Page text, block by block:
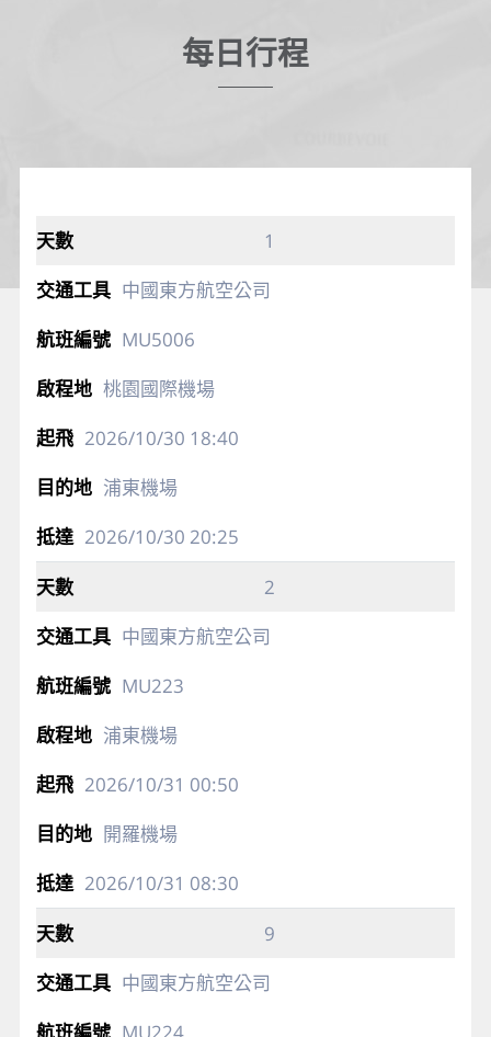
每日行程
1
中國東方航空公司
MU5006
桃園國際機場
2026/10/30 18:40
浦東機場
2026/10/30 20:25
2
中國東方航空公司
MU223
浦東機場
2026/10/31 00:50
開羅機場
2026/10/31 08:30
9
中國東方航空公司